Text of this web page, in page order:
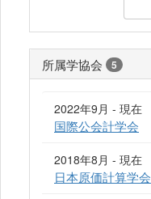
所属学協会 5
2022年9月 - 現在
国際公会計学会
2018年8月 - 現在
日本原価計算学会